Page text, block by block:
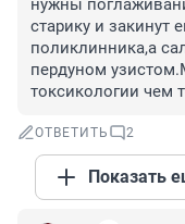
нужны
старику и закинут
поликлинника,а
пердуном
токсикологии чем
ОТВЕТИТЬ 2
Показать